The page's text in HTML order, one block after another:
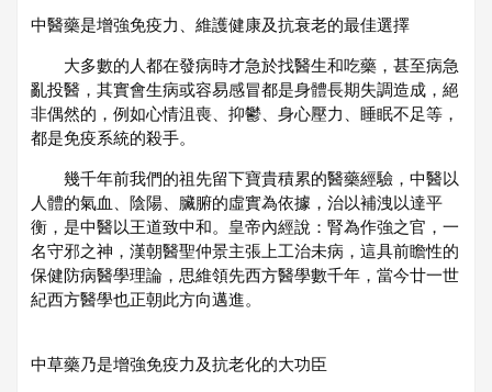
中醫藥是增強免疫力、維護健康及抗衰老的最佳選擇
大多數的人都在發病時才急於找醫生和吃藥，甚至病急
亂投醫，其實會生病或容易感冒都是身體長期失調造成，絕
非偶然的，例如心情沮喪、抑鬱、身心壓力、睡眠不足等，
都是免疫系統的殺手。
幾千年前我們的祖先留下寶貴積累的醫藥經驗，中醫以
人體的氣血、陰陽、臟腑的虛實為依據，治以補洩以達平
衡，是中醫以王道致中和。皇帝內經說：腎為作強之官，一
名守邪之神，漢朝醫聖仲景主張上工治未病，這具前瞻性的
保健防病醫學理論，思維領先西方醫學數千年，當今廿一世
紀西方醫學也正朝此方向邁進。
中草藥乃是增強免疫力及抗老化的大功臣